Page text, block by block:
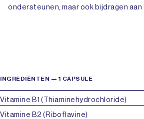
ondersteunen, maar ook bijdragen
INGREDIËNTEN — 1 CAPSULE
Vitamine B1 (Thiaminehydrochloride)
Vitamine B2 (Riboflavine)